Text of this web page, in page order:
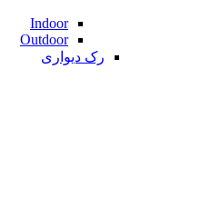
Indoor
Outdoor
رک دیواری